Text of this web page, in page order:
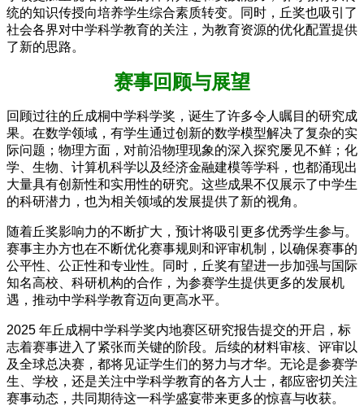
统的知识传授向培养学生综合素质转变。同时，丘奖也吸引了
社会各界对中学科学教育的关注，为教育资源的优化配置提供
了新的思路。
赛事回顾与展望
回顾过往的丘成桐中学科学奖，诞生了许多令人瞩目的研究成
果。在数学领域，有学生通过创新的数学模型解决了复杂的实
际问题；物理方面，对前沿物理现象的深入探究屡见不鲜；化
学、生物、计算机科学以及经济金融建模等学科，也都涌现出
大量具有创新性和实用性的研究。这些成果不仅展示了中学生
的科研潜力，也为相关领域的发展提供了新的视角。
随着丘奖影响力的不断扩大，预计将吸引更多优秀学生参与。
赛事主办方也在不断优化赛事规则和评审机制，以确保赛事的
公平性、公正性和专业性。同时，丘奖有望进一步加强与国际
知名高校、科研机构的合作，为参赛学生提供更多的发展机
遇，推动中学科学教育迈向更高水平。
2025 年丘成桐中学科学奖内地赛区研究报告提交的开启，标
志着赛事进入了紧张而关键的阶段。后续的材料审核、评审以
及全球总决赛，都将见证学生们的努力与才华。无论是参赛学
生、学校，还是关注中学科学教育的各方人士，都应密切关注
赛事动态，共同期待这一科学盛宴带来更多的惊喜与收获。